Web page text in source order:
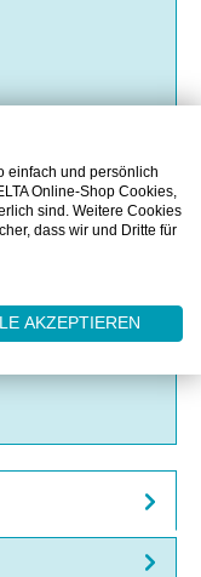
einfach und persönlich
Online-Shop Cookies,
sind. Weitere Cookies
dass wir und Dritte für
AKZEPTIEREN